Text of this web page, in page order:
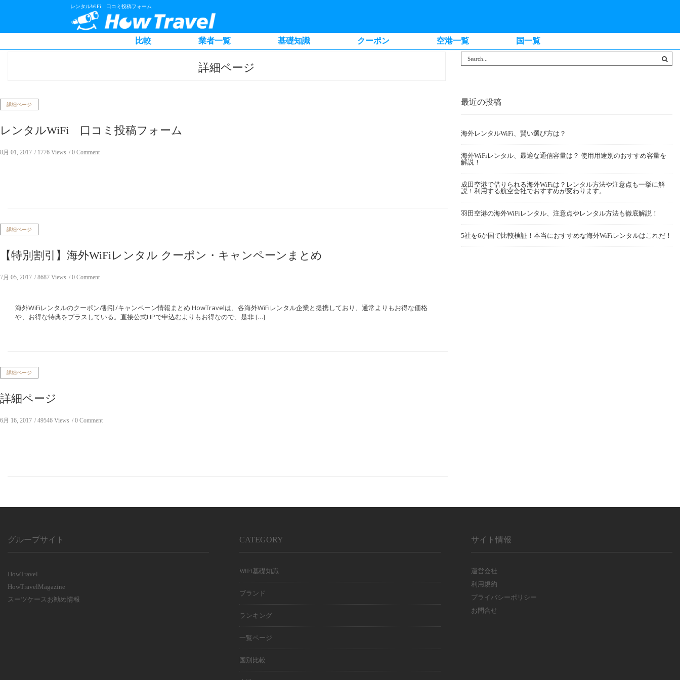
レンタルWiFi 口コミ投稿フォーム
比較 業者一覧 基礎知識 クーポン 空港一覧 国一覧
詳細ページ
詳細ページ
レンタルWiFi 口コミ投稿フォーム
8月 01, 2017 1776 Views 0 Comment
詳細ページ
【特別割引】海外WiFiレンタル クーポン・キャンペーンまとめ
7月 05, 2017 8687 Views 0 Comment
海外WiFiレンタルのクーポン/割引/キャンペーン情報まとめ HowTravelは、各海外WiFiレンタル企業と提携しており、通常よりもお得な価格
や、お得な特典をプラスしている。直接公式HPで申込むよりもお得なので、是非 […]
詳細ページ
詳細ページ
6月 16, 2017 49546 Views 0 Comment
最近の投稿
海外レンタルWiFi、賢い選び方は？
海外WiFiレンタル、最適な通信容量は？ 使用用途別のおすすめ容量を
解説！
成田空港で借りられる海外WiFiは？レンタル方法や注意点も一挙に解
説！利用する航空会社でおすすめが変わります。
羽田空港の海外WiFiレンタル、注意点やレンタル方法も徹底解説！
5社を6か国で比較検証！本当におすすめな海外WiFiレンタルはこれだ！
グループサイト
HowTravel
HowTravelMagazine
スーツケースお勧め情報
CATEGORY
WiFi基礎知識
ブランド
ランキング
一覧ページ
国別比較
サイト情報
運営会社
利用規約
プライバシーポリシー
お問合せ